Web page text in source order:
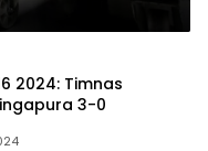
2024: Timnas
3-0